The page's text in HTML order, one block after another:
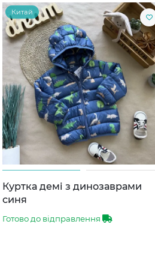
Китай
Куртка демі з динозаврами
синя
Готово до відправлення